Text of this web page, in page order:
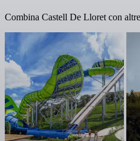
Combina Castell De Lloret con